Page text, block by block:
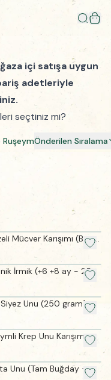
içi satışa uygun
adetleriyle
seçtiniz mi?
RuşeymÖnderilen Sıralama
Mücver Karışımı (Besin
İrmik (+6 +8 ay - 250
Unu (250 gram)
Krep Unu Karışımı
177 gram)
Unu (Tam Buğday -